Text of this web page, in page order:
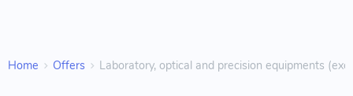
Home Offers Laboratory, optical and precision equipments